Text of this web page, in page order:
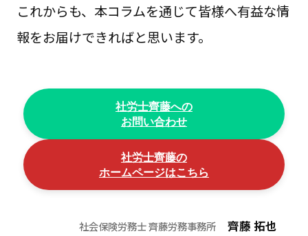
これからも、本コラムを通じて皆様へ有益な情
報をお届けできればと思います。
社労士齊藤への
お問い合わせ
社労士齊藤の
ホームページはこちら
社会保険労務士 齊藤労務事務所 齊藤 拓也